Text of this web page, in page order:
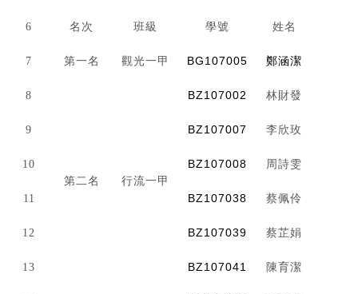
6 名次 班級 學號 姓名
7 第一名 觀光一甲 BG107005 鄭涵潔
8
第二名 行流一甲
BZ107002 林財發
9 BZ107007 李欣玫
10 BZ107008 周詩雯
11 BZ107038 蔡佩伶
12 BZ107039 蔡芷娟
13 BZ107041 陳育潔